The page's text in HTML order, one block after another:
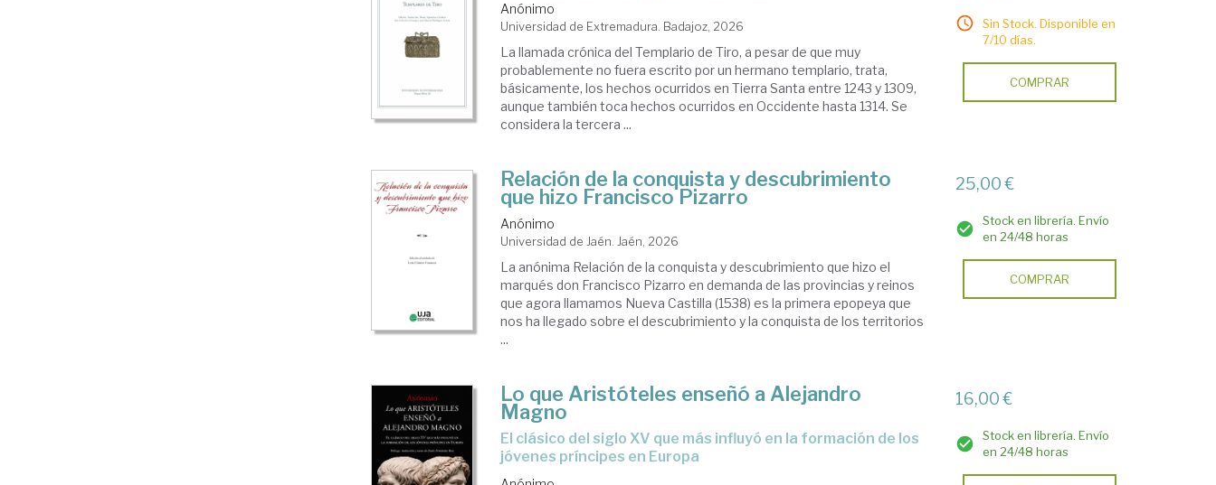
Anónimo
Universidad de Extremadura. Badajoz, 2026
La llamada crónica del Templario de Tiro, a pesar de que muy
probablemente no fuera escrito por un hermano templario, trata,
básicamente, los hechos ocurridos en Tierra Santa entre 1243 y 1309,
aunque también toca hechos ocurridos en Occidente hasta 1314. Se
considera la tercera ...
Sin Stock. Disponible en
7/10 días.
COMPRAR
Relación de la conquista y descubrimiento
que hizo Francisco Pizarro
Anónimo
Universidad de Jaén. Jaén, 2026
La anónima Relación de la conquista y descubrimiento que hizo el
marqués don Francisco Pizarro en demanda de las provincias y reinos
que agora llamamos Nueva Castilla (1538) es la primera epopeya que
nos ha llegado sobre el descubrimiento y la conquista de los territorios
...
25,00 €
Stock en librería. Envío
en 24/48 horas
COMPRAR
Lo que Aristóteles enseñó a Alejandro
Magno
El clásico del siglo XV que más influyó en la formación de los
jóvenes príncipes en Europa
16,00 €
Stock en librería. Envío
en 24/48 horas